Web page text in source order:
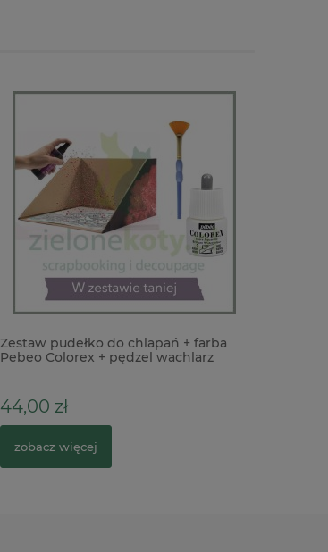
Zestaw pudełko do chlapań + farba
Pebeo Colorex + pędzel wachlarz
44,00 zł
zobacz więcej